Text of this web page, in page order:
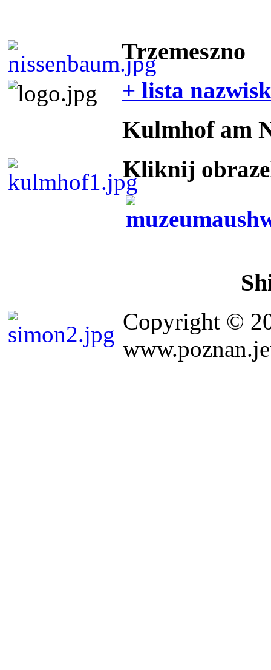
Trzemeszno
+ lista nazwisk
Kulmhof am
Kliknij
Copyright ©